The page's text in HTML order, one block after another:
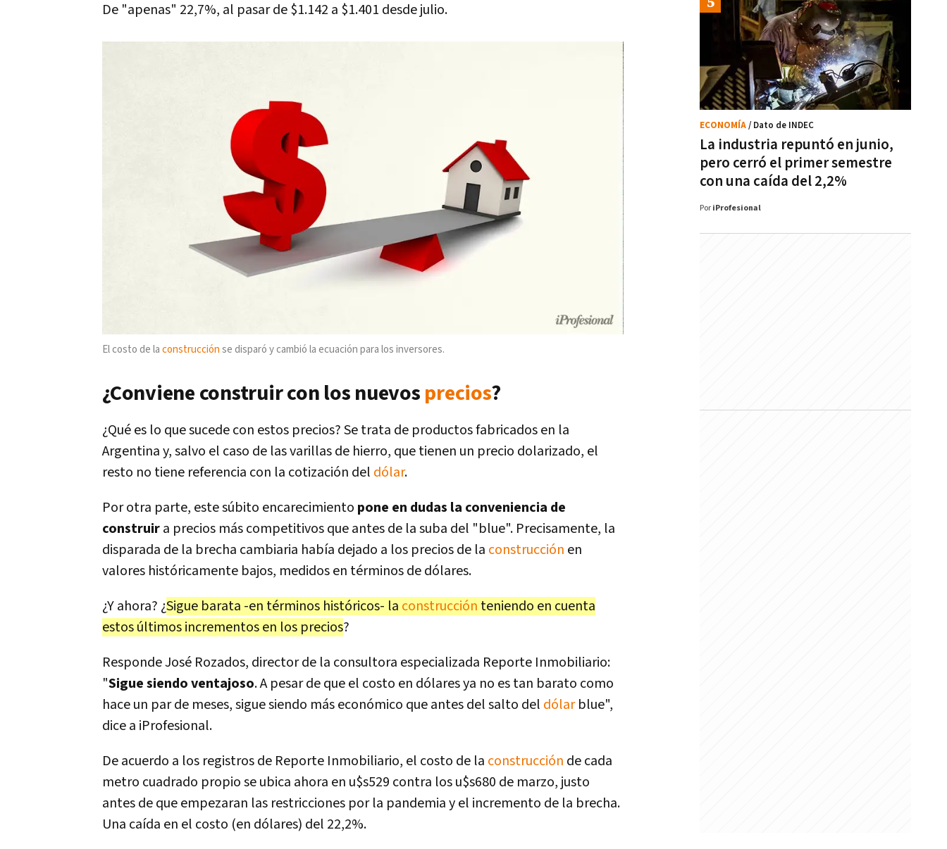
De "apenas" 22,7%, al pasar de $1.142 a $1.401 desde julio.
El costo de la construcción se disparó y cambió la ecuación para los inversores.
¿Conviene construir con los nuevos precios?
¿Qué es lo que sucede con estos precios? Se trata de productos fabricados en la
Argentina y, salvo el caso de las varillas de hierro, que tienen un precio dolarizado, el
resto no tiene referencia con la cotización del dólar.
Por otra parte, este súbito encarecimiento pone en dudas la conveniencia de
construira precios más competitivos que antes de la suba del "blue". Precisamente, la
disparada de la brecha cambiaria había dejado a los precios de la construcción en
valores históricamente bajos, medidos en términos de dólares.
¿Y ahora? ¿Sigue barata -en términos históricos- la construcción teniendo en cuenta
estos últimos incrementos en los precios?
Responde José Rozados, director de la consultora especializada Reporte Inmobiliario:
"Sigue siendo ventajoso. A pesar de que el costo en dólares ya no es tan barato como
hace un par de meses, sigue siendo más económico que antes del salto del dólarblue",
dice a iProfesional.
De acuerdo a los registros de Reporte Inmobiliario, el costo de la construcción de cada
metro cuadrado propio se ubica ahora en u$s529 contra los u$s680 de marzo, justo
antes de que empezaran las restricciones por la pandemia y el incremento de la brecha.
Una caída en el costo (en dólares) del 22,2%.
La industria repuntó en junio,
pero cerró el primer semestre
con una caída del 2,2%
ECONOMÍA/ Dato de INDEC
Por iProfesional